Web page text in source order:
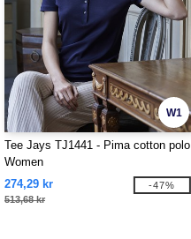
W1
Tee Jays TJ1441 - Pima cotton polo
Women
274,29 kr
513,68 kr
-47%